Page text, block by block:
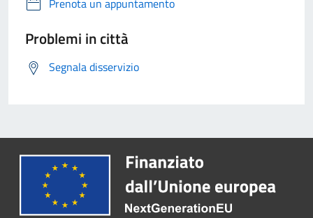
Problemi in città
Segnala disservizio